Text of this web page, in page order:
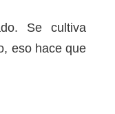
Se cultiva
eso hace que